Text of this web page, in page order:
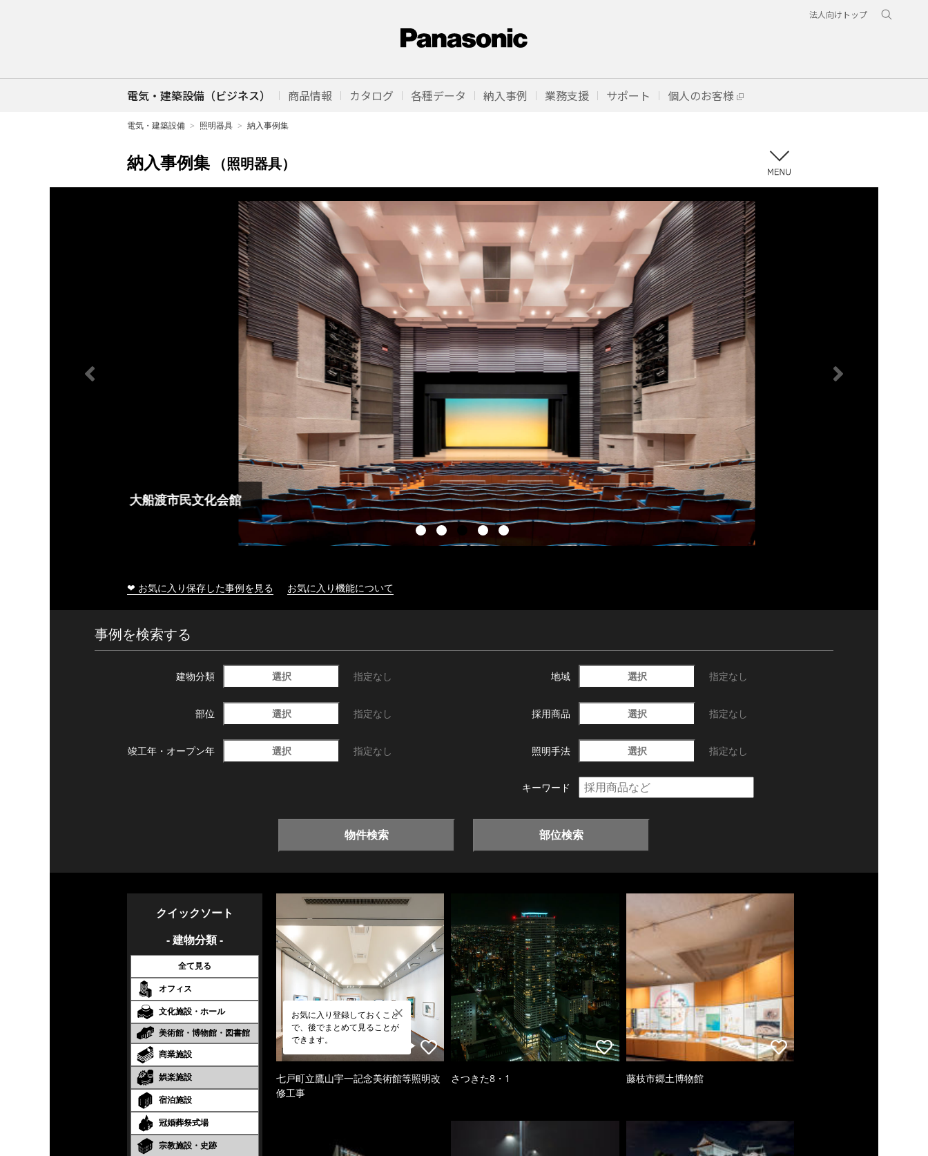
法人向けトップ
電気・建築設備（ビジネス） 商品情報 カタログ 各種データ 納入事例 業務支援 サポート 個人のお客様
電気・建築設備 照明器具 納入事例集
納入事例集 （照明器具）
大船渡市民文化会館
❤ お気に入り保存した事例を見る お気に入り機能について
事例を検索する
建物分類 選択 指定なし 地域 選択 指定なし
部位 選択 指定なし 採用商品 選択 指定なし
竣工年・ オープン年 選択 指定なし 照明手法 選択 指定なし
キーワード
物件検索 部位検索
クイックソート
- 建物分類 -
全て見る
オフィス
文化施設・ホール
美術館・博物館・図書館
商業施設
娯楽施設
宿泊施設
冠婚葬祭式場
宗教施設・史跡
お気に入り登録しておくこと
で、後でまとめて見ることが
できます。
七戸町立鷹山宇一記念美術館等照明改
修工事
さつきた8・1 藤枝市郷土博物館